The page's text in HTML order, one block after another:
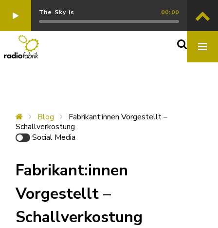
The Sky Is 00:00
Blog
Fabrikant:innen Vorgestellt –
Schallverkostung
Social Media
Fabrikant:innen
Vorgestellt –
Schallverkostung